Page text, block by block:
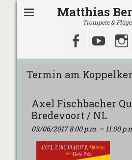
Matthias
Trompete &
Termin am
Axel Fischbacher
Bredevoort / NL
03/06/2017 8:00 p.m. – 11:00